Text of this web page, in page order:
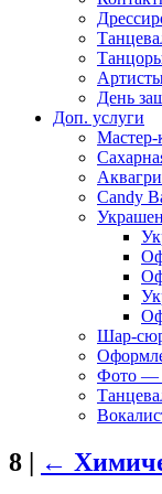
День
Доп. услуги
Мастер-
Candy
Шар-
Фото —
8 | ←